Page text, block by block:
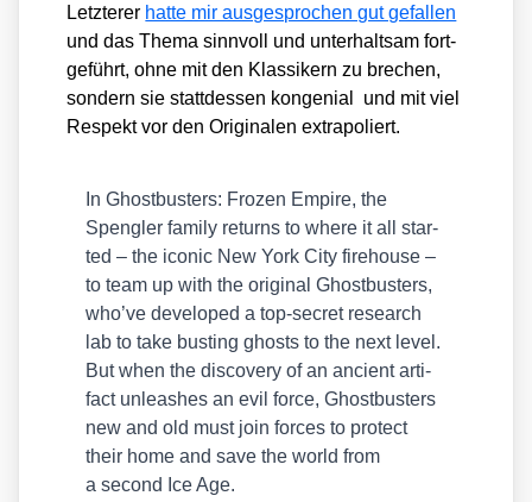
Letz­te­rer hat­te mir aus­ge­spro­chen gut gefal­len
und das The­ma sinn­voll und unter­halt­sam fort­
ge­führt, ohne mit den Klas­si­kern zu bre­chen,
son­dern sie statt­des­sen kon­ge­ni­al und mit viel
Respekt vor den Ori­gi­na­len extra­po­liert.
In Ghost­bus­ters: Fro­zen Empire, the
Speng­ler fami­ly returns to whe­re it all star­
ted – the ico­nic New York City fire­house –
to team up with the ori­gi­nal Ghost­bus­ters,
who’ve deve­lo­ped a top-secret rese­arch
lab to take bus­ting ghosts to the next level.
But when the dis­co­very of an anci­ent arti­
fact unleas­hes an evil force, Ghost­bus­ters
new and old must join forces to pro­tect
their home and save the world from
a second Ice Age.